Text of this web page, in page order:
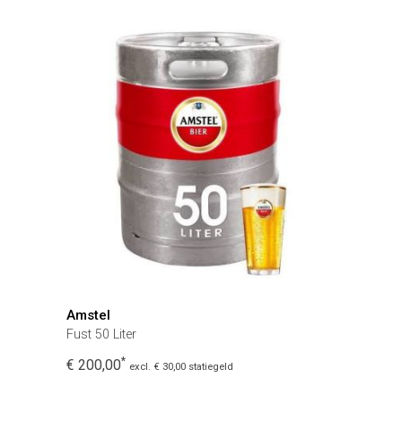
Amstel
Fust 50 Liter
€ 200,00* excl. € 30,00 statiegeld